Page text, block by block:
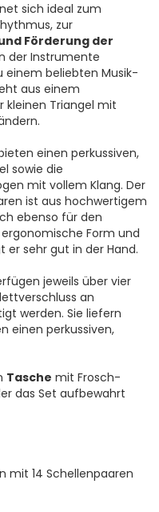
sich ideal zum
zur
Förderung der
der Instrumente
einem beliebten Musik-
aus einem
kleinen Triangel mit
einen perkussiven,
sowie die
mit vollem Klang. Der
ist aus hochwertigem
ebenso für den
Form und
sehr gut in der Hand.
jeweils über vier
an
werden. Sie liefern
einen perkussiven,
Tasche mit Frosch-
das Set aufbewahrt
mit 14 Schellenpaaren